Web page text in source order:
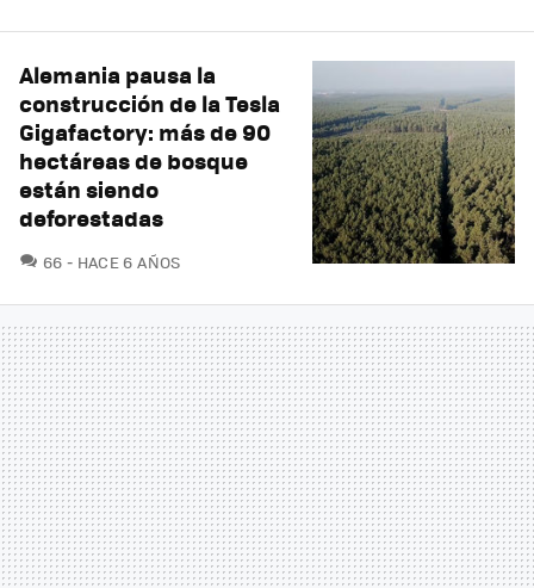
Alemania pausa la
construcción de la Tesla
Gigafactory: más de 90
hectáreas de bosque
están siendo
deforestadas
66 COMENTARIOS
HACE 6 AÑOS